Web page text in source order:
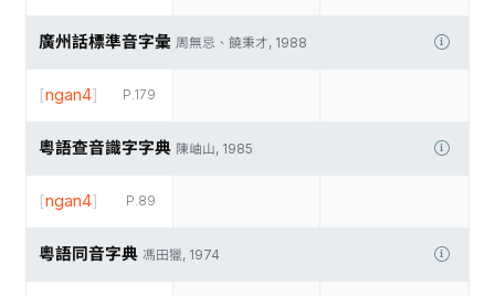
廣州話標準音字彙 周無忌、饒秉才, 1988
P.179
[ngan4]
粵語查音識字字典 陳岫山, 1985
P.89
[ngan4]
粵語同音字典 馮田獵, 1974